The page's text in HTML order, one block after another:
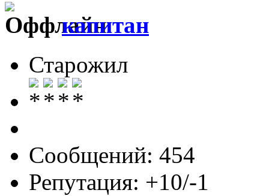
капитан
Старожил
Сообщений: 454
Репутация: +10/-1